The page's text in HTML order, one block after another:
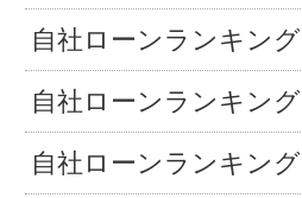
自社ローンランキング
自社ローンランキング
自社ローンランキング